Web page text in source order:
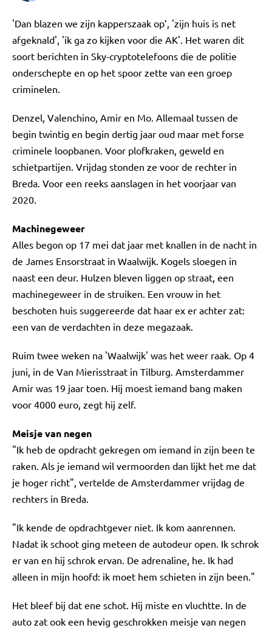
'Dan blazen we zijn kapperszaak op’, 'zijn huis is net
afgeknald', 'ik ga zo kijken voor die AK'. Het waren dit
soort berichten in Sky-cryptotelefoons die de politie
onderschepte en op het spoor zette van een groep
criminelen.
Denzel, Valenchino, Amir en Mo. Allemaal tussen de
begin twintig en begin dertig jaar oud maar met forse
criminele loopbanen. Voor plofkraken, geweld en
schietpartijen. Vrijdag stonden ze voor de rechter in
Breda. Voor een reeks aanslagen in het voorjaar van
2020.
Machinegeweer
Alles begon op 17 mei dat jaar met knallen in de nacht in
de James Ensorstraat in Waalwijk. Kogels sloegen in
naast een deur. Hulzen bleven liggen op straat, een
machinegeweer in de struiken. Een vrouw in het
beschoten huis suggereerde dat haar ex er achter zat:
een van de verdachten in deze megazaak.
Ruim twee weken na 'Waalwijk' was het weer raak. Op 4
juni, in de Van Mierisstraat in Tilburg. Amsterdammer
Amir was 19 jaar toen. Hij moest iemand bang maken
voor 4000 euro, zegt hij zelf.
Meisje van negen
"Ik heb de opdracht gekregen om iemand in zijn been te
raken. Als je iemand wil vermoorden dan lijkt het me dat
je hoger richt", vertelde de Amsterdammer vrijdag de
rechters in Breda.
"Ik kende de opdrachtgever niet. Ik kom aanrennen.
Nadat ik schoot ging meteen de autodeur open. Ik schrok
er van en hij schrok ervan. De adrenaline, he. Ik had
alleen in mijn hoofd: ik moet hem schieten in zijn been."
Het bleef bij dat ene schot. Hij miste en vluchtte. In de
auto zat ook een hevig geschrokken meisje van negen